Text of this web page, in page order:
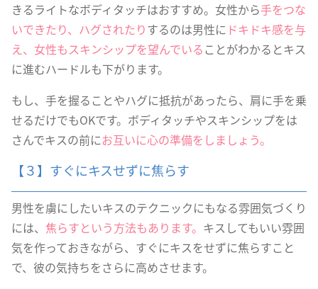
きるライトなボディタッチはおすすめ。女性から手をつな
いできたり、ハグされたりするのは男性に ドキドキ感を与
え、女性もスキンシップを望んでいることがわかるとキス
に進むハードルも下がります。
もし、手を握ることやハグに抵抗があったら、肩に手を乗
せるだけでもOKです。ボディタッチやスキンシップをは
さんでキスの前にお互いに心の準備をしましょう。
【３】すぐにキスせずに焦らす
男性を虜にしたいキスのテクニックにもなる雰囲気づくり
には、 焦らすという方法もあります。 キスしてもいい雰囲
気を作っておきながら、すぐにキスをせずに焦らすこと
で、彼の気持ちをさらに高めさせます。